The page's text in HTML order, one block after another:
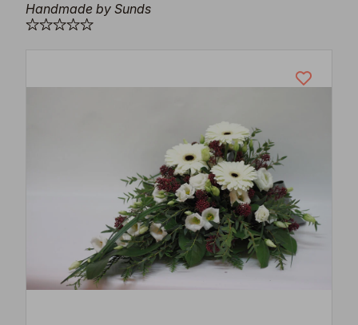
Handmade by Sunds